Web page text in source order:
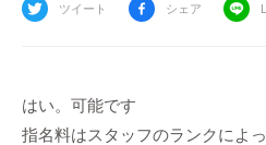
ツイート シェア
はい。可能です
指名料はスタッフのランクによ